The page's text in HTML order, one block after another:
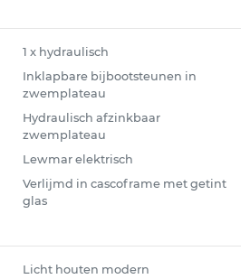
1 x hydraulisch
Inklapbare bijbootsteunen in
zwemplateau
Hydraulisch afzinkbaar
zwemplateau
Lewmar elektrisch
Verlijmd in cascoframe met getint
glas
Licht houten modern